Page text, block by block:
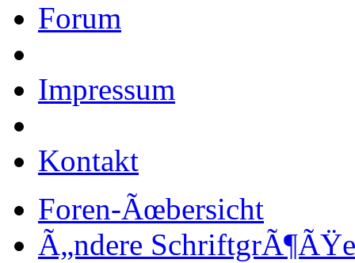
Forum
Impressum
Kontakt
Foren-Ãœbersicht
Ã„ndere SchriftgrÃ¶ÃŸe